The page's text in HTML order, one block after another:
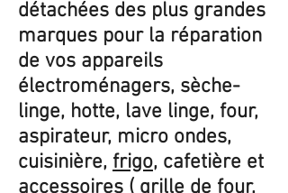
détachées des plus grandes
marques pour la réparation
de vos appareils
électroménagers, sèche-
linge, hotte, lave linge, four,
aspirateur, micro ondes,
cuisinière, frigo, cafetière et
accessoires ( grille de four,